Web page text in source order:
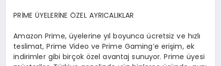
PRİME ÜYELERİNE ÖZEL AYRICALIKLAR
Amazon Prime, üyelerine yıl boyunca ücretsiz ve hızlı
teslimat, Prime Video ve Prime Gaming’e erişim, ek
indirimler gibi birçok özel avantaj sunuyor. Prime üyesi